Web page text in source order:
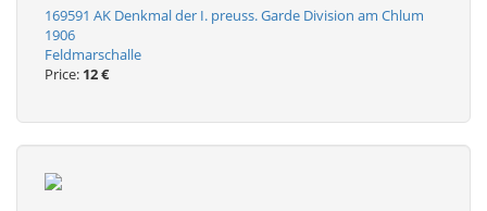
169591 AK Denkmal der I. preuss. Garde Division am Chlum
1906
Feldmarschalle
Price: 12 €